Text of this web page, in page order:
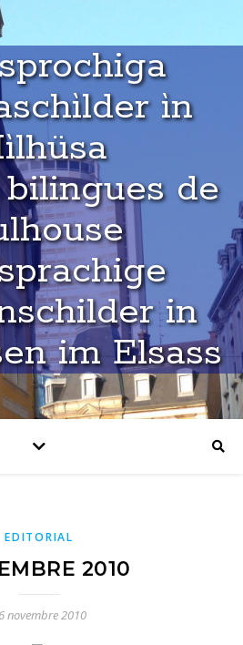
ìn
de
in
im Elsass
EDITORIAL
2010
novembre 2010